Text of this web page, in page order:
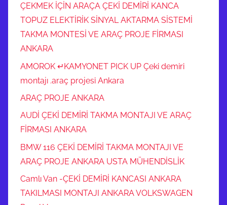
3
2
3
1
8
8
9
4
ÇEKMEK İÇİN ARAÇA ÇEKİ DEMİRİ KANCA
TOPUZ ELEKTİRİK SİNYAL AKTARMA SİSTEMİ
TAKMA MONTESİ VE ARAÇ PROJE FİRMASI
ANKARA
AMOROK ↵KAMYONET PICK UP Çeki demiri
montajı .araç projesi Ankara
ARAÇ PROJE ANKARA
AUDİ ÇEKİ DEMİRİ TAKMA MONTAJI VE ARAÇ
FİRMASI ANKARA
BMW 116 ÇEKİ DEMİRİ TAKMA MONTAJI VE
ARAÇ PROJE ANKARA USTA MÜHENDİSLİK
Camlı Van -ÇEKİ DEMİRİ KANCASI ANKARA
TAKILMASI MONTAJI ANKARA VOLKSWAGEN